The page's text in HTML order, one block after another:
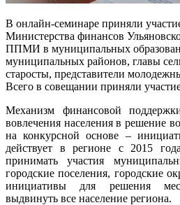
В онлайн-семинаре приняли
Министерства финансов
ППМИ в муниципальных
муниципальных районов, главы
старосты, представители
Всего в совещании приняли
Механизм финансовой
вовлечения населения в решение
на конкурсной основе –
действует в регионе с 2015
принимать участия
городские поселения, городские
инициативы для решения
выдвинуть все население региона.